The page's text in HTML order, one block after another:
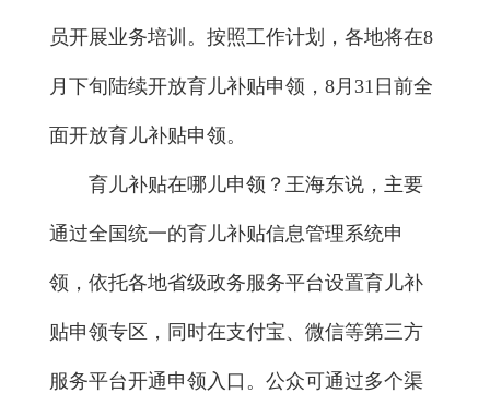
员开展业务培训。按照工作计划，各地将在8
月下旬陆续开放育儿补贴申领，8月31日前全
面开放育儿补贴申领。
育儿补贴在哪儿申领？王海东说，主要
通过全国统一的育儿补贴信息管理系统申
领，依托各地省级政务服务平台设置育儿补
贴申领专区，同时在支付宝、微信等第三方
服务平台开通申领入口。公众可通过多个渠